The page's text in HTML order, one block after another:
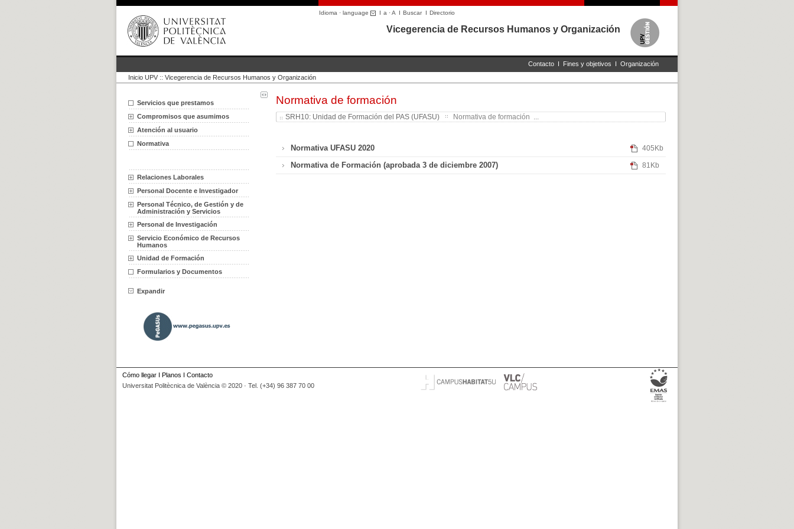
Idioma · language I a ·A I BuscarI Directorio
Vicegerencia de Recursos Humanos y Organización
Contacto I Fines y objetivos I Organización
Inicio UPV :: Vicegerencia de Recursos Humanos y Organización
Servicios que prestamos
Compromisos que asumimos
Atención al usuario
Normativa
Relaciones Laborales
Personal Docente e Investigador
Personal Técnico, de Gestión y de
Administración y Servicios
Personal de Investigación
Servicio Económico de Recursos
Humanos
Unidad de Formación
Formularios y Documentos
Expandir
Normativa de formación
SRH10: Unidad de Formación del PAS (UFASU) Normativa de formación ...
Normativa UFASU 2020 405Kb
Normativa de Formación (aprobada 3 de diciembre 2007) 81Kb
Cómo llegar I Planos I Contacto
Universitat Politècnica de València © 2020 · Tel. (+34) 96 387 70 00